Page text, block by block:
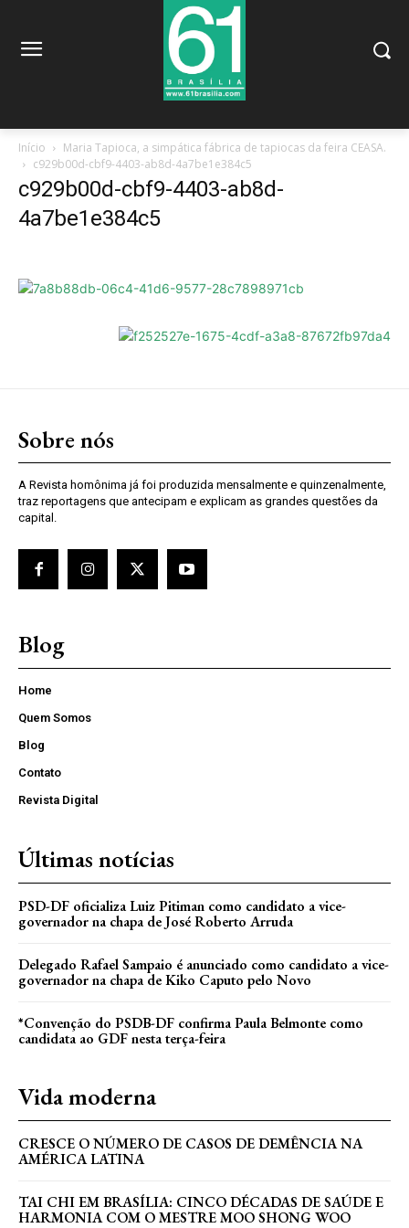
Início
Maria Tapioca, a simpática fábrica de tapiocas da feira CEASA.
c929b00d-cbf9-4403-ab8d-4a7be1e384c5
c929b00d-cbf9-4403-ab8d-
4a7be1e384c5
Sobre nós
A Revista homônima já foi produzida mensalmente e quinzenalmente,
traz reportagens que antecipam e explicam as grandes questões da
capital.
Blog
Home
Quem Somos
Blog
Contato
Revista Digital
Últimas notícias
PSD-DF oficializa Luiz Pitiman como candidato a vice-
governador na chapa de José Roberto Arruda
Delegado Rafael Sampaio é anunciado como candidato a vice-
governador na chapa de Kiko Caputo pelo Novo
*Convenção do PSDB-DF confirma Paula Belmonte como
candidata ao GDF nesta terça-feira
Vida moderna
CRESCE O NÚMERO DE CASOS DE DEMÊNCIA NA
AMÉRICA LATINA
TAI CHI EM BRASÍLIA: CINCO DÉCADAS DE SAÚDE E
HARMONIA COM O MESTRE MOO SHONG WOO